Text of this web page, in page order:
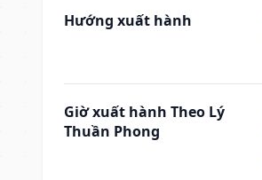
Hướng xuất hành
Giờ xuất hành Theo Lý
Thuần Phong